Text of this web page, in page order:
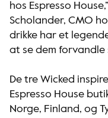
hos Espresso
Scholander, CMO
drikke har et
at se dem forvandle
De tre Wicked
Espresso House
Norge, Finland, og